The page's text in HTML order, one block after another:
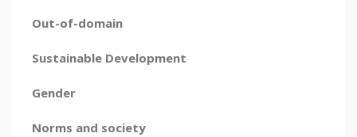
Out-of-domain
Sustainable Development
Gender
Norms and society